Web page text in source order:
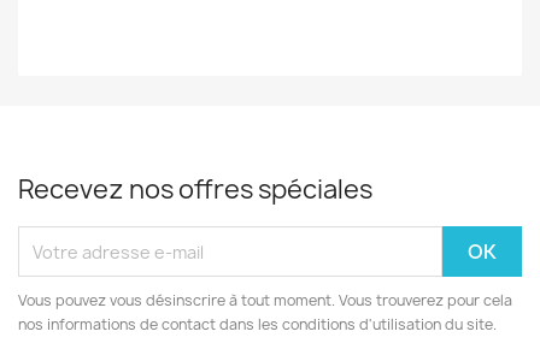
Recevez nos offres spéciales
Vous pouvez vous désinscrire à tout moment. Vous trouverez pour cela
nos informations de contact dans les conditions d'utilisation du site.